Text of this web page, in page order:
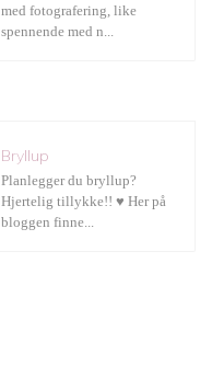
med fotografering, like
spennende med n...
Bryllup
Planlegger du bryllup?
Hjertelig tillykke!! ♥ Her på
bloggen finne...